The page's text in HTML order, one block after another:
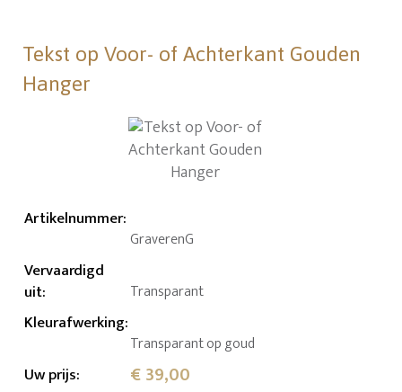
Tekst op Voor- of Achterkant Gouden
Hanger
Artikelnummer:
GraverenG
Vervaardigd
uit: Transparant
Kleurafwerking:
Transparant op goud
Uw prijs: € 39,00